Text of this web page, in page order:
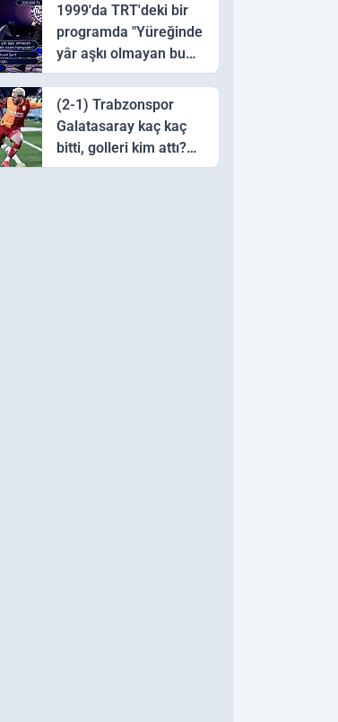
1999'da TRT'deki bir
programda "Yüreğinde
yâr aşkı olmayan bu
sazı çalarsa tingirdatır"
sözünü söyleyen halk
ozanı hangisidir?
(2-1) Trabzonspor
Galatasaray kaç kaç
bitti, golleri kim attı?
Trabzonspor